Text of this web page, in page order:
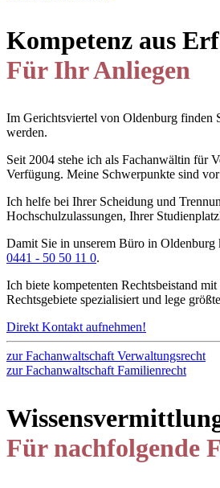
Kompetenz aus
Für Ihr Anliegen
Im Gerichtsviertel von Oldenburg finden
werden.
Seit 2004 stehe ich als Fachanwältin für
Verfügung. Meine Schwerpunkte sind
Ich helfe bei Ihrer Scheidung und
Hochschulzulassungen, Ihrer
Damit Sie in unserem Büro in Oldenburg
0441 - 50 50 11 0.
Ich biete kompetenten Rechtsbeistand
Rechtsgebiete spezialisiert und lege
Direkt Kontakt aufnehmen!
zur Fachanwaltschaft Verwaltungsrecht
zur Fachanwaltschaft Familienrecht
Für nachfolgende